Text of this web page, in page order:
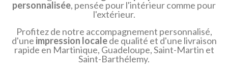
personnalisée, pensée pour l'intérieur comme pour
l'extérieur.
Profitez de notre accompagnement personnalisé,
d'une impression localede qualité et d'une livraison
rapide en Martinique, Guadeloupe, Saint-Martin et
Saint-Barthélemy.